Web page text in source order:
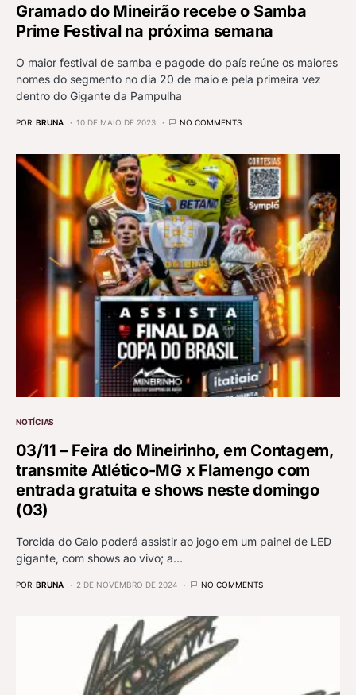
Gramado do Mineirão recebe o Samba
Prime Festival na próxima semana
O maior festival de samba e pagode do país reúne os maiores
nomes do segmento no dia 20 de maio e pela primeira vez
dentro do Gigante da Pampulha
POR BRUNA 10 DE MAIO DE 2023 NO COMMENTS
NOTÍCIAS
03/11 – Feira do Mineirinho, em Contagem,
transmite Atlético-MG x Flamengo com
entrada gratuita e shows neste domingo
(03)
Torcida do Galo poderá assistir ao jogo em um painel de LED
gigante, com shows ao vivo; a…
POR BRUNA 2 DE NOVEMBRO DE 2024 NO COMMENTS